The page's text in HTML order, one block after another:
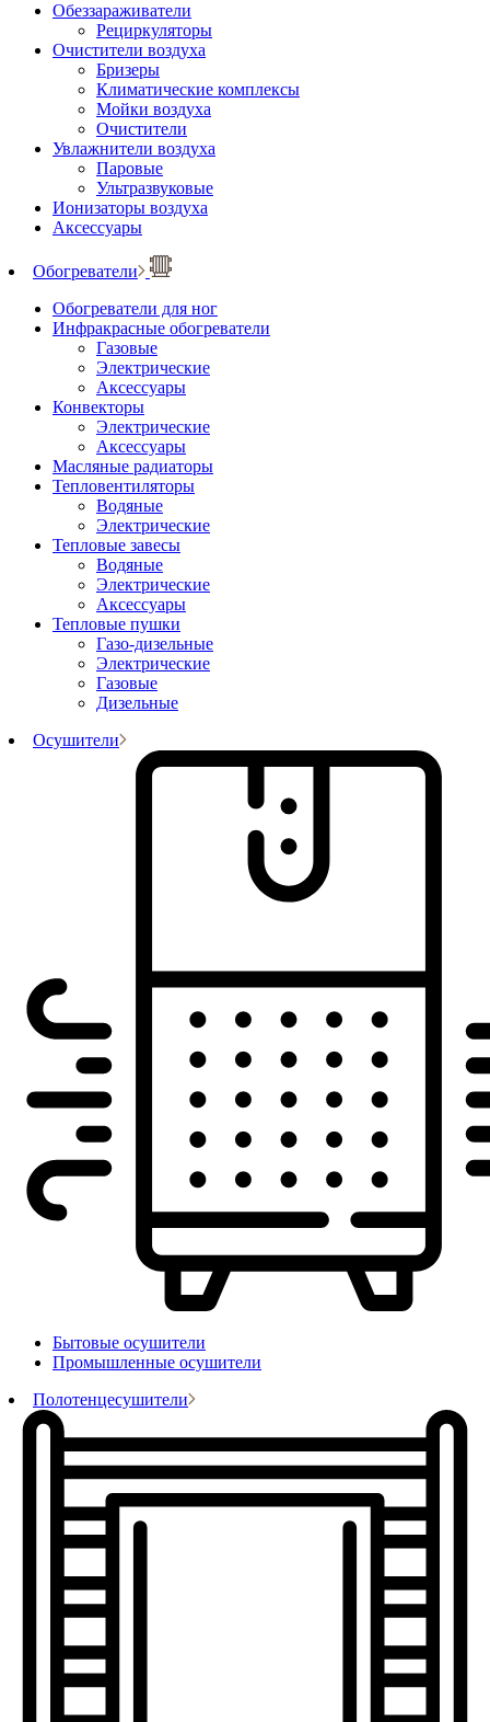
Обеззараживатели
Рециркуляторы
Очистители воздуха
Бризеры
Климатические комплексы
Мойки воздуха
Очистители
Увлажнители воздуха
Паровые
Ультразвуковые
Ионизаторы воздуха
Аксессуары
Обогреватели
Обогреватели для ног
Инфракрасные обогреватели
Газовые
Электрические
Аксессуары
Конвекторы
Электрические
Аксессуары
Масляные радиаторы
Тепловентиляторы
Водяные
Электрические
Тепловые завесы
Водяные
Электрические
Аксессуары
Тепловые пушки
Газо-дизельные
Электрические
Газовые
Дизельные
Осушители
Бытовые осушители
Промышленные осушители
Полотенцесушители